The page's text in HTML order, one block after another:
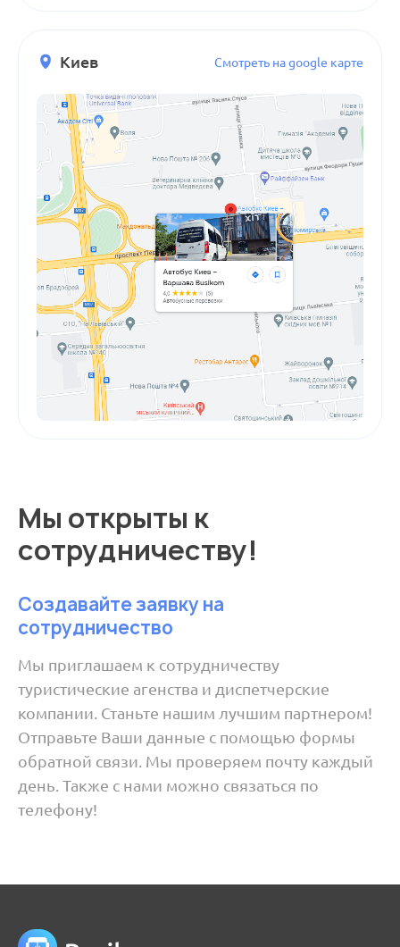
Киев Смотреть на google карте
Мы открыты к
сотрудничеству!
Создавайте заявку на
сотрудничество
Мы приглашаем к сотрудничеству
туристические агенства и диспетчерские
компании. Станьте нашим лучшим партнером!
Отправьте Ваши данные с помощью формы
обратной связи. Мы проверяем почту каждый
день. Также с нами можно связаться по
телефону!